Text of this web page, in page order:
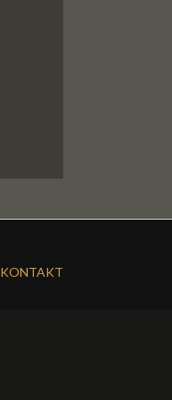
KONTAKT